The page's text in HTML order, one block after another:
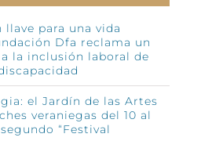
para una vida
Dfa reclama un
la inclusión laboral de
el Jardín de las Artes
veraniegas del 10 al
“Festival